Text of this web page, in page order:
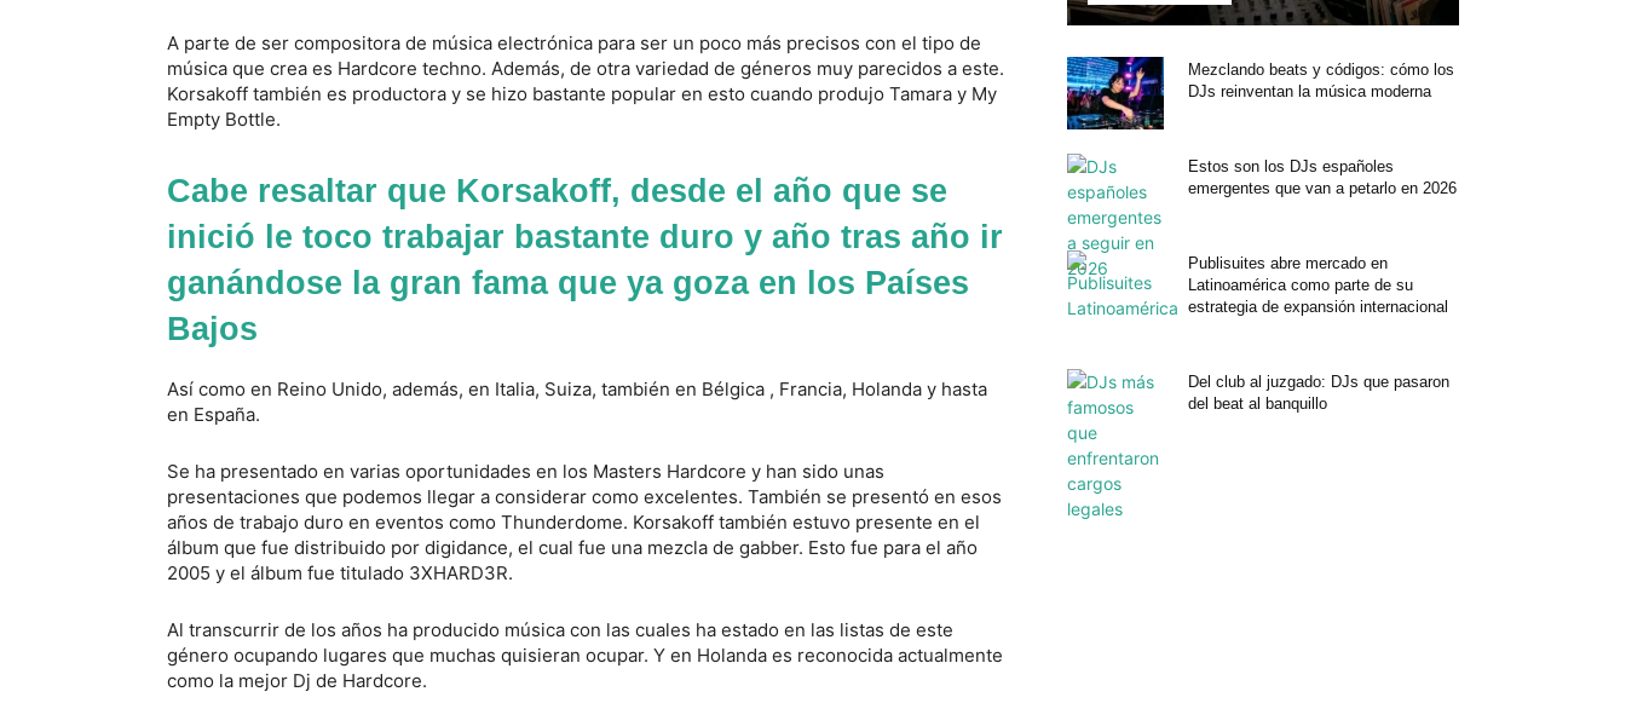
A parte de ser compositora de música electrónica para ser un poco más precisos con el tipo de
música que crea es Hardcore techno. Además, de otra variedad de géneros muy parecidos a este.
Korsakoff también es productora y se hizo bastante popular en esto cuando produjo Tamara y My
Empty Bottle.
Cabe resaltar que Korsakoff, desde el año que se
inició le toco trabajar bastante duro y año tras año ir
ganándose la gran fama que ya goza en los Países
Bajos
Así como en Reino Unido, además, en Italia, Suiza, también en Bélgica , Francia, Holanda y hasta
en España.
Se ha presentado en varias oportunidades en los Masters Hardcore y han sido unas
presentaciones que podemos llegar a considerar como excelentes. También se presentó en esos
años de trabajo duro en eventos como Thunderdome. Korsakoff también estuvo presente en el
álbum que fue distribuido por digidance, el cual fue una mezcla de gabber. Esto fue para el año
2005 y el álbum fue titulado 3XHARD3R.
Al transcurrir de los años ha producido música con las cuales ha estado en las listas de este
género ocupando lugares que muchas quisieran ocupar. Y en Holanda es reconocida actualmente
como la mejor Dj de Hardcore.
Mezclando beats y códigos: cómo los
DJs reinventan la música moderna
Estos son los DJs españoles
emergentes que van a petarlo en 2026
Publisuites abre mercado en
Latinoamérica como parte de su
estrategia de expansión internacional
Del club al juzgado: DJs que pasaron
del beat al banquillo